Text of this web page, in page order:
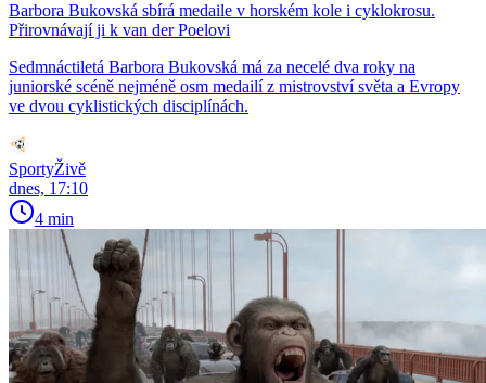
Barbora Bukovská sbírá medaile v horském kole i cyklokrosu.
Přirovnávají ji k van der Poelovi
Sedmnáctiletá Barbora Bukovská má za necelé dva roky na
juniorské scéně nejméně osm medailí z mistrovství světa a Evropy
ve dvou cyklistických disciplínách.
SportyŽivě
dnes, 17:10
4 min